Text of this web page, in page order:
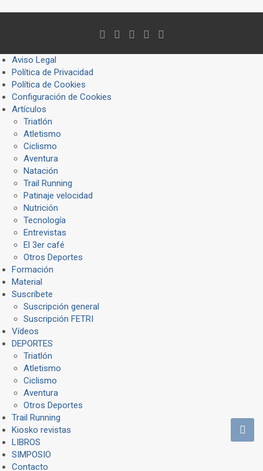
Aviso Legal
Política de Privacidad
Política de Cookies
Configuración de Cookies
Artículos
Triatlón
Atletismo
Ciclismo
Aventura
Natación
Trail Running
Patinaje velocidad
Nutrición
Tecnología
Entrevistas
El 3er café
Otros Deportes
Formación
Material
Suscríbete
Suscripción general
Suscripción FETRI
Vídeos
DEPORTES
Triatlón
Atletismo
Ciclismo
Aventura
Otros Deportes
Trail Running
Kiosko revistas
LIBROS
SIMPOSIO
Contacto